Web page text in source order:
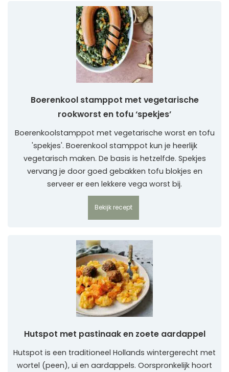
Boerenkool stamppot met vegetarische
rookworst en tofu ‘spekjes’
Boerenkoolstamppot met vegetarische worst en tofu
'spekjes'. Boerenkool stamppot kun je heerlijk
vegetarisch maken. De basis is hetzelfde. Spekjes
vervang je door goed gebakken tofu blokjes en
serveer er een lekkere vega worst bij.
Bekijk recept
Hutspot met pastinaak en zoete aardappel
Hutspot is een traditioneel Hollands wintergerecht met
wortel (peen), ui en aardappels. Oorspronkelijk hoort